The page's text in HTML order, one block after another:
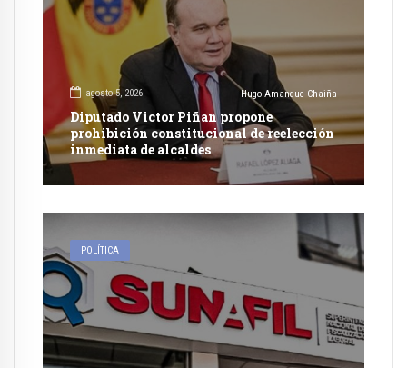
agosto 5, 2026 Hugo Amanque Chaiña
Diputado Victor Piñan propone
prohibición constitucional de reelección
inmediata de alcaldes
POLÍTICA